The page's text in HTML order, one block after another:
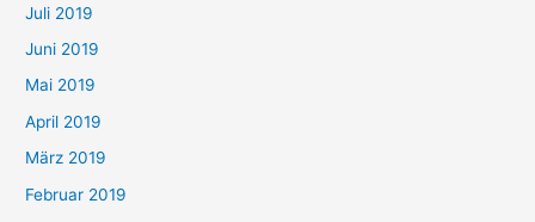
Juli 2019
Juni 2019
Mai 2019
April 2019
März 2019
Februar 2019